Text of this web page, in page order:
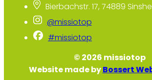
Bierbachstr. 17, 74889
@missiotop
#missiotop
© 2026 missiotop
Website made byBossert